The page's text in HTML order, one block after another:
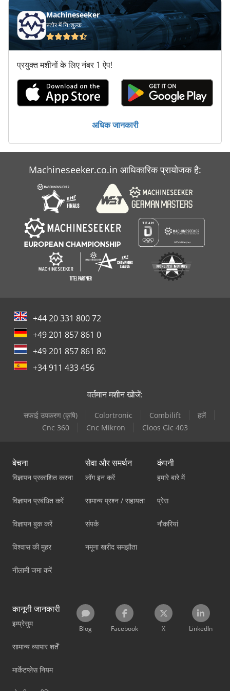
परिवहन पर विचार
पूरी तरह से स्वचालित
मापने के उपकरण
Machineseeker
स्टोर में निःशुल्क
प्रयुक्त मशीनों के लिए नंबर 1 ऐप!
अधिक जानकारी
Machineseeker.co.in आधिकारिक प्रायोजक है:
+44 20 331 800 72
+49 201 857 861 0
+49 201 857 861 80
+34 911 433 456
वर्तमान मशीन खोजें:
सफाई उपकरण (कृषि) Colortronic Combilift
हलें
Cnc 360
Cnc Mikron Cloos Glc 403
बेचना
विज्ञापन प्रकाशित करना
विज्ञापन प्रबंधित करें
विज्ञापन बुक करें
विश्वास की मुहर
नीलामी जमा करें
सेवा और समर्थन
लॉग इन करें
सामान्य प्रश्न / सहायता
संपर्क
नमूना खरीद समझौता
कंपनी
हमारे बारे में
प्रेस
नौकरियां
कानूनी जानकारी
इम्प्रेसुम
सामान्य व्यापार शर्तें
मार्केटप्लेस नियम
Blog Facebook X LinkedIn